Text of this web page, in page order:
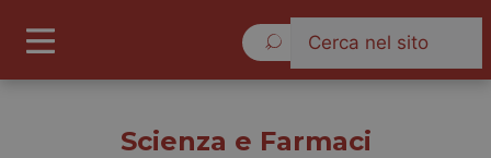
Scienza e Farmaci